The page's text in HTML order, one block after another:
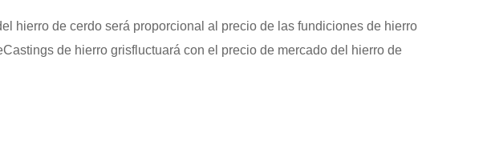
hierro de cerdo será proporcional al precio de las fundiciones de hierro
Castings de hierro grisfluctuará con el precio de mercado del hierro de